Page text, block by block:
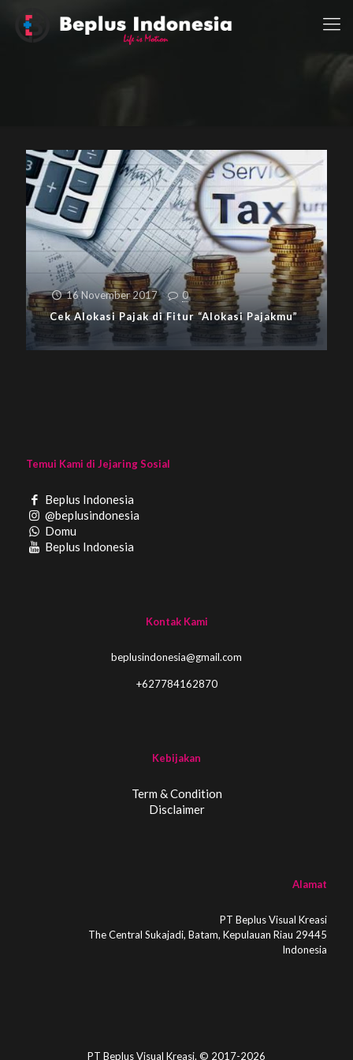
16 November 2017
0
Cek Alokasi Pajak di Fitur “Alokasi Pajakmu”
Temui Kami di Jejaring Sosial
Beplus Indonesia
@beplusindonesia
Domu
Beplus Indonesia
Kontak Kami
beplusindonesia@gmail.com
+627784162870
Kebijakan
Term & Condition
Disclaimer
Alamat
PT Beplus Visual Kreasi
The Central Sukajadi, Batam, Kepulauan Riau 29445
Indonesia
PT Beplus Visual Kreasi. © 2017-2026